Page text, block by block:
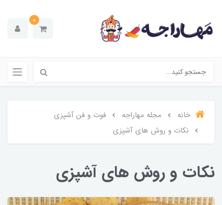
0
خانه مجله مهاراجه
فوت و فن آشپزی
نکات و روش های آشپزی
نکات و روش های آشپزی